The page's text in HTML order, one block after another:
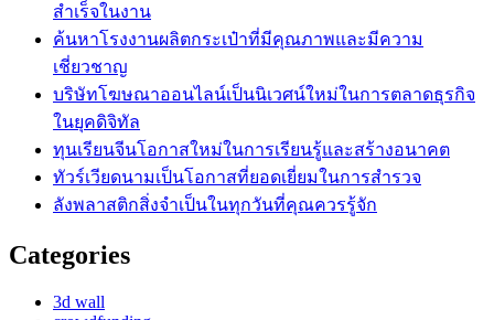
สำเร็จในงาน
ค้นหาโรงงานผลิตกระเป๋าที่มีคุณภาพและมีความ
เชี่ยวชาญ
บริษัทโฆษณาออนไลน์เป็นนิเวศน์ใหม่ในการตลาดธุรกิจ
ในยุคดิจิทัล
ทุนเรียนจีนโอกาสใหม่ในการเรียนรู้และสร้างอนาคต
ทัวร์เวียดนามเป็นโอกาสที่ยอดเยี่ยมในการสำรวจ
ลังพลาสติกสิ่งจำเป็นในทุกวันที่คุณควรรู้จัก
Categories
3d wall